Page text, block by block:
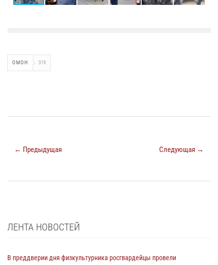
ОМОН 319
← Предыдущая Следующая →
ЛЕНТА НОВОСТЕЙ
В преддверии дня физкультурника росгвардейцы провели